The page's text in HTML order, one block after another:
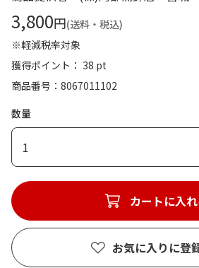
3,800円(送料・税込)
※軽減税率対象
獲得ポイント： 38 pt
商品番号
8067011102
数量
1
カートに入
お気に入りに登